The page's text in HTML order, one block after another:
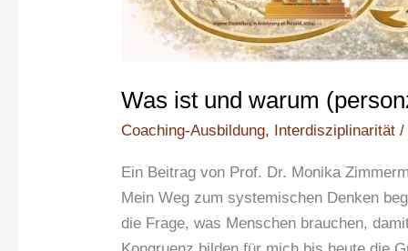
Was ist und warum
Coaching-Ausbildung, Interdisziplinarität /
Ein Beitrag von Prof. Dr. Monika
Mein Weg zum systemischen Denken
die Frage, was Menschen brauchen,